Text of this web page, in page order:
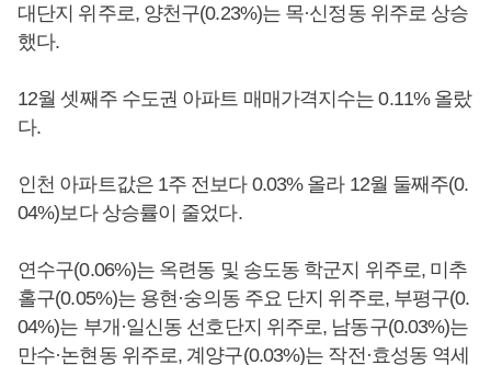
대단지 위주로, 양천구(0.23%)는 목·신정동 위주로 상승
했다.
12월 셋째주 수도권 아파트 매매가격지수는 0.11% 올랐
다.
인천 아파트값은 1주 전보다 0.03% 올라 12월 둘째주(0.
04%)보다 상승률이 줄었다.
연수구(0.06%)는 옥련동 및 송도동 학군지 위주로, 미추
홀구(0.05%)는 용현·숭의동 주요 단지 위주로, 부평구(0.
04%)는 부개·일신동 선호단지 위주로, 남동구(0.03%)는
만수·논현동 위주로, 계양구(0.03%)는 작전·효성동 역세